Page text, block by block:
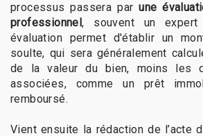
processus passera parune
professionnel, souvent un expert
évaluation permet d'établir un
soulte, qui sera généralement
de la valeur du bien, moins les
associées, comme un prêt
remboursé.
Vient ensuite la rédaction de l’acte